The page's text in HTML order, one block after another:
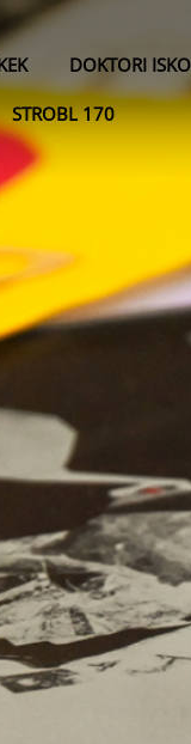
DOKTORI
STROBL 170